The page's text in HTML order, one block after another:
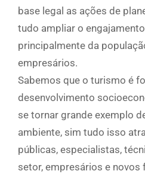
base legal as ações de
tudo ampliar o
principalmente da
empresários.
Sabemos que o turismo é
desenvolvimento
se tornar grande exemplo
ambiente, sim tudo isso
públicas, especialistas,
setor, empresários e